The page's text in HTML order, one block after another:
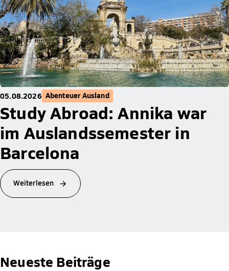
05.08.2026 Abenteuer Ausland
Study Abroad: Annika war
im Auslandssemester in
Barcelona
Weiterlesen
Neueste Beiträge